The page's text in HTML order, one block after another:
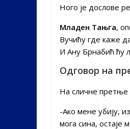
Ного је дослове
Младен Тањга,
Вучићу где каже
И Ану Брнабић ћу
Одговор на
На сличне претње
-Ако мене убију,
мога сина, остаје